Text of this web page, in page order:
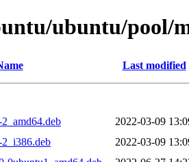
ubuntu/pool/
Last modified
2022-03-09
2022-03-09